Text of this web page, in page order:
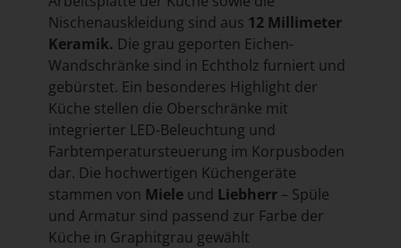
Nischenauskleidung sind aus 12 Millimeter
Keramik. Die grau geporten Eichen-
Wandschränke sind in Echtholz furniert und
gebürstet. Ein besonderes Highlight der
Küche stellen die Oberschränke mit
integrierter LED-Beleuchtung und
Farbtemperatursteuerung im Korpusboden
dar. Die hochwertigen Küchengeräte
stammen von Mieleund Liebherr– Spüle
und Armatur sind passend zur Farbe der
Küche in Graphitgrau gewählt